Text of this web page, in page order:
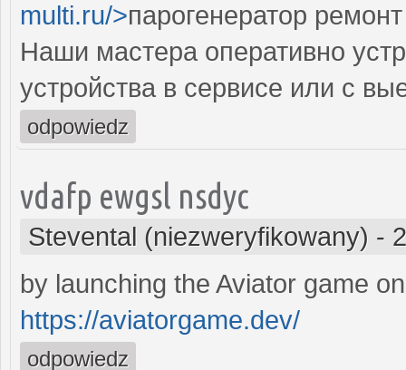
multi.ru/>парогенератор
Наши мастера оперативно
устройства в сервисе или с
odpowiedz
vdafp ewgsl nsdyc
Stevental (niezweryfikowany) -
by launching the Aviator game
https://aviatorgame.dev/
odpowiedz